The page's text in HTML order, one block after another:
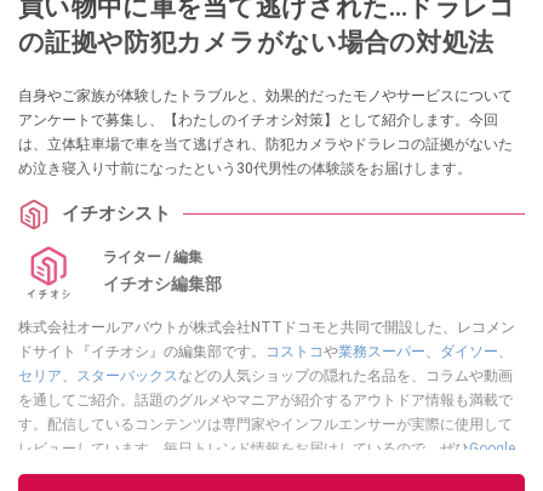
買い物中に車を当て逃げされた…ドラレコ
の証拠や防犯カメラがない場合の対処法
自身やご家族が体験したトラブルと、効果的だったモノやサービスについて
アンケートで募集し、【わたしのイチオシ対策】として紹介します。今回
は、立体駐車場で車を当て逃げされ、防犯カメラやドラレコの証拠がないた
め泣き寝入り寸前になったという30代男性の体験談をお届けします。
イチオシスト
ライター / 編集
イチオシ編集部
株式会社オールアバウトが株式会社NTTドコモと共同で開設した、レコメン
ドサイト『イチオシ』の編集部です。
コストコや業務スーパー、 ダイソー、
セリア、 スターバックスなどの人気ショップの隠れた名品を、コラムや動画
を通してご紹介。話題のグルメやマニアが紹介するアウトドア情報も満載で
す。配信しているコンテンツは専門家やインフルエンサーが実際に使用して
レビューしています。毎日トレンド情報をお届けしているので、ぜひGoogle
ニュースでフォローしてください！